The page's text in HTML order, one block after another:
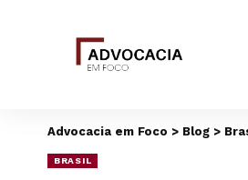
Advocacia em Foco > Blog >
BRASIL